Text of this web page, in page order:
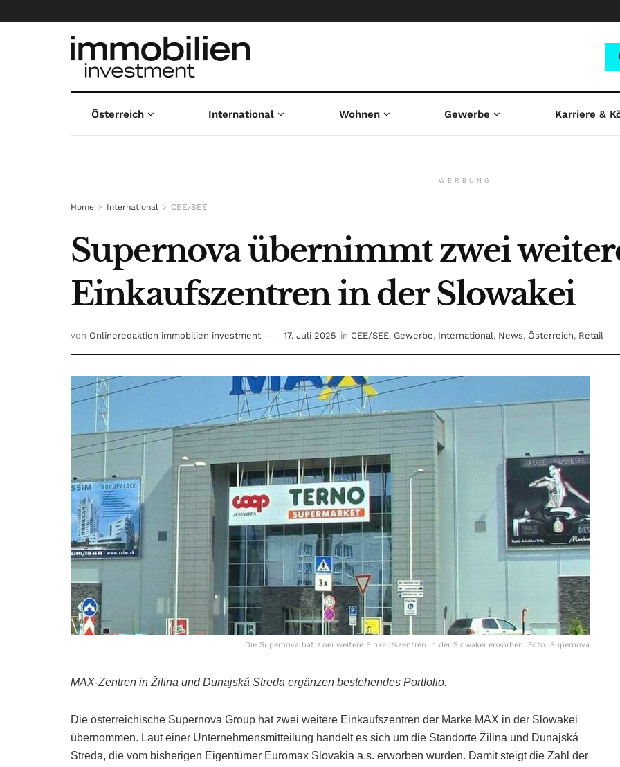
Österreich International Wohnen Gewerbe Karriere &
WERBUNG
Home International CEE/SEE
Supernova übernimmt zwei
Einkaufszentren in der Slowakei
von Onlineredaktion immobilien investment 17. Juli 2025 in CEE/SEE, Gewerbe, International, News, Österreich, Retail
Die Supernova hat zwei weitere Einkaufszentren in der Slowakei erworben. Foto: Supernova
MAX-Zentren in Žilina und Dunajská Streda ergänzen bestehendes Portfolio.
Die österreichische Supernova Group hat zwei weitere Einkaufszentren der Marke MAX in der Slowakei
übernommen. Laut einer Unternehmensmitteilung handelt es sich um die Standorte Žilina und Dunajská
Streda, die vom bisherigen Eigentümer Euromax Slovakia a.s. erworben wurden. Damit steigt die Zahl der